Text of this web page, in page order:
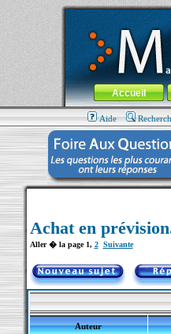
MacBook-fr.com : 100% Apple...
Aller au contenu-Aller
Menu général
Accueil
Aide
Achat en
Aller � la page 1, 2 Suivante
Auteur